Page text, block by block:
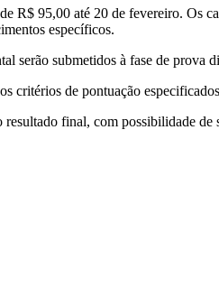
R$ 95,00 até 20 de fevereiro. Os
específicos.
serão submetidos à fase de prova
critérios de pontuação
final, com possibilidade